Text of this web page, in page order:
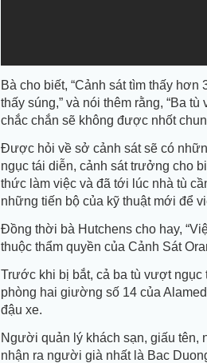
Bà cho biết, “Cảnh sát tìm thấy
thấy súng,” và nói thêm rằng, “Ba
chắc chắn sẽ không được nhốt
Được hỏi về sở cảnh sát sẽ có
ngục tái diễn, cảnh sát trưởng cho
thức làm việc và đã tới lúc nhà tù
những tiến bộ của kỹ thuật mới để
Đồng thời bà Hutchens cho hay,
thuộc thẩm quyền của Cảnh Sát
Trước khi bị bắt, cả ba tù vượt
phòng hai giường số 14 của
đậu xe.
Người quản lý khách sạn, giấu tên,
nhận ra người già nhất là Bac